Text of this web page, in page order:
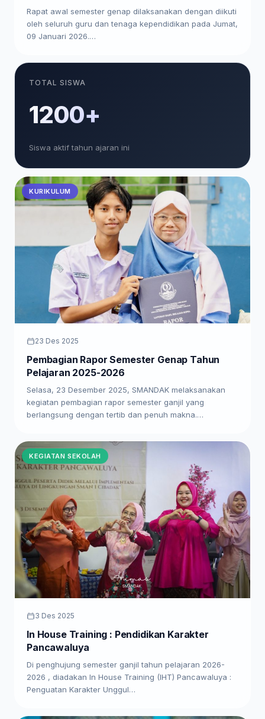
Paparkan Program Kerja
Rapat awal semester genap dilaksanakan dengan diikuti
oleh seluruh guru dan tenaga kependidikan pada Jumat,
09 Januari 2026.…
TOTAL SISWA
1200+
Siswa aktif tahun ajaran ini
KURIKULUM
23 Des 2025
Pembagian Rapor Semester Genap Tahun
Pelajaran 2025-2026
Selasa, 23 Desember 2025, SMANDAK melaksanakan
kegiatan pembagian rapor semester ganjil yang
berlangsung dengan tertib dan penuh makna.…
KEGIATAN SEKOLAH
3 Des 2025
In House Training : Pendidikan Karakter
Pancawaluya
Di penghujung semester ganjil tahun pelajaran 2026-
2026 , diadakan In House Training (IHT) Pancawaluya :
Penguatan Karakter Unggul…